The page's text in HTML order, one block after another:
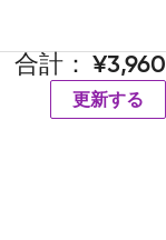
合計 3,960
更新する